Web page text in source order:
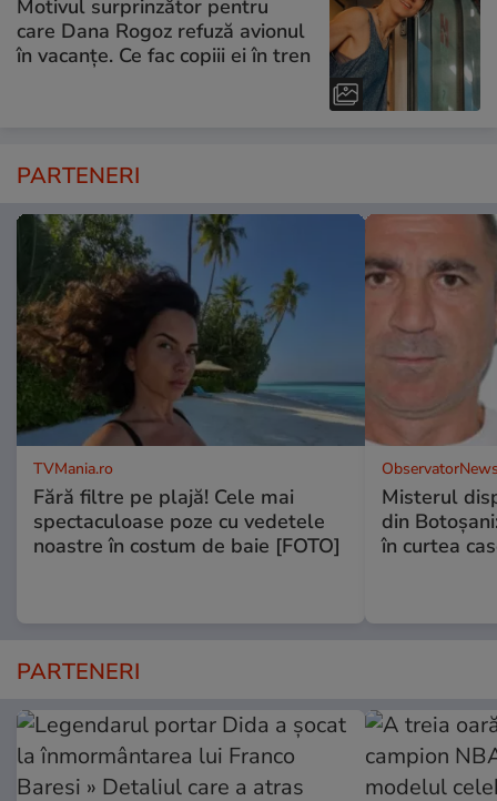
Motivul surprinzător pentru
care Dana Rogoz refuză avionul
în vacanțe. Ce fac copiii ei în tren
PARTENERI
TVMania.ro
Fără filtre pe plajă! Cele mai
spectaculoase poze cu vedetele
noastre în costum de baie [FOTO]
Misterul
din
în curtea
PARTENERI